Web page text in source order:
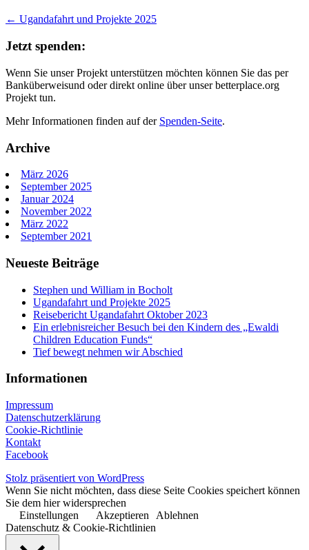
← Ugandafahrt und Projekte 2025
Jetzt spenden:
Wenn Sie unser Projekt unterstützen möchten können Sie das per
Banküberweisund oder direkt online über unser betterplace.org
Projekt tun.
Mehr Informationen finden auf der Spenden-Seite.
Archive
März 2026
September 2025
Januar 2024
November 2022
März 2022
September 2021
Neueste Beiträge
Stephen und William in Bocholt
Ugandafahrt und Projekte 2025
Reisebericht Ugandafahrt Oktober 2023
Ein erlebnisreicher Besuch bei den Kindern des „Ewaldi
Children Education Funds“
Tief bewegt nehmen wir Abschied
Informationen
Impressum
Datenschutzerklärung
Cookie-Richtlinie
Kontakt
Facebook
Stolz präsentiert von WordPress
Wenn Sie nicht möchten, dass diese Seite Cookies speichert können
Sie dem hier widersprechen
Einstellungen
Akzeptieren
Ablehnen
Datenschutz & Cookie-Richtlinien